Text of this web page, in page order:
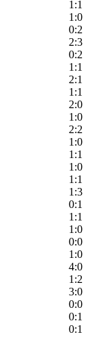
1:1
1:0
0:2
2:3
0:2
1:1
2:1
1:1
2:0
1:0
2:2
1:0
1:1
1:0
1:1
1:3
0:1
1:1
1:0
0:0
1:0
4:0
1:2
3:0
0:0
0:1
0:1